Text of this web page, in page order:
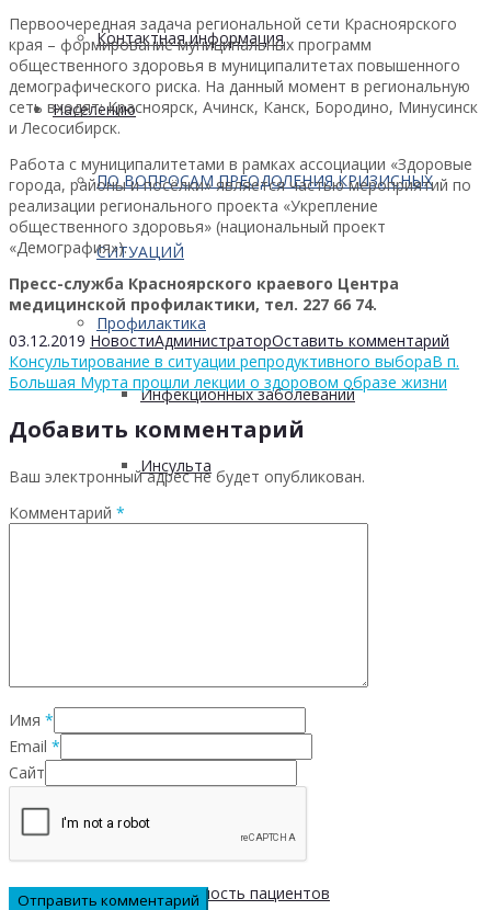
Контактная информация
Населению
ПО ВОПРОСАМ ПРЕОДОЛЕНИЯ КРИЗИСНЫХ
СИТУАЦИЙ
Профилактика
Инфекционных заболеваний
Инсульта
Гепатита С
Безопасность пациентов
Первоочередная задача региональной сети Красноярского
края – формирование муниципальных программ
общественного здоровья в муниципалитетах повышенного
демографического риска. На данный момент в региональную
сеть входят: Красноярск, Ачинск, Канск, Бородино, Минусинск
и Лесосибирск.
Работа с муниципалитетами в рамках ассоциации «Здоровые
города, районы и посёлки» является частью мероприятий по
реализации регионального проекта «Укрепление
общественного здоровья» (национальный проект
«Демография»).
Пресс-служба Красноярского краевого Центра
медицинской профилактики, тел. 227 66 74.
03.12.2019 НовостиАдминистраторОставить комментарий
Консультирование в ситуации репродуктивного выбораВ п.
Большая Мурта прошли лекции о здоровом образе жизни
Добавить комментарий
Ваш электронный адрес не будет опубликован.
Комментарий *
Имя *
Email *
Сайт